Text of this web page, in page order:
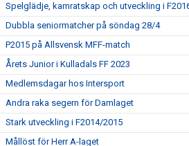
Spelglädje, kamratskap och utveckling i
Dubbla seniormatcher på söndag 28/4
P2015 på Allsvensk MFF-match
Årets Junior i Kulladals FF 2023
Medlemsdagar hos Intersport
Andra raka segern för Damlaget
Stark utveckling i F2014/2015
Mållöst för Herr A-laget